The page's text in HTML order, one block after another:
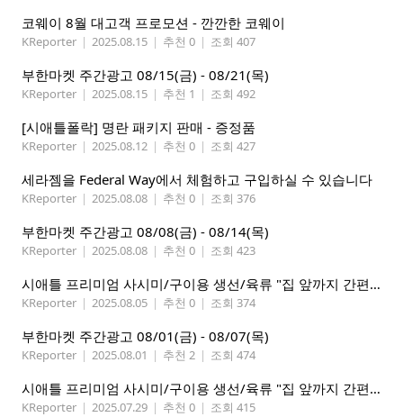
코웨이 8월 대고객 프로모션 - 깐깐한 코웨이
KReporter | 2025.08.15 | 추천 0 | 조회 407
부한마켓 주간광고 08/15(금) - 08/21(목)
KReporter | 2025.08.15 | 추천 1 | 조회 492
[시애틀폴락] 명란 패키지 판매 - 증정품
KReporter | 2025.08.12 | 추천 0 | 조회 427
세라젬을 Federal Way에서 체험하고 구입하실 수 있습니다
KReporter | 2025.08.08 | 추천 0 | 조회 376
부한마켓 주간광고 08/08(금) - 08/14(목)
KReporter | 2025.08.08 | 추천 0 | 조회 423
시애틀 프리미엄 사시미/구이용 생선/육류 "집 앞까지 간편하게" – 영오션닷컴
KReporter | 2025.08.05 | 추천 0 | 조회 374
부한마켓 주간광고 08/01(금) - 08/07(목)
KReporter | 2025.08.01 | 추천 2 | 조회 474
시애틀 프리미엄 사시미/구이용 생선/육류 "집 앞까지 간편하게" – 영오션닷컴
KReporter | 2025.07.29 | 추천 0 | 조회 415